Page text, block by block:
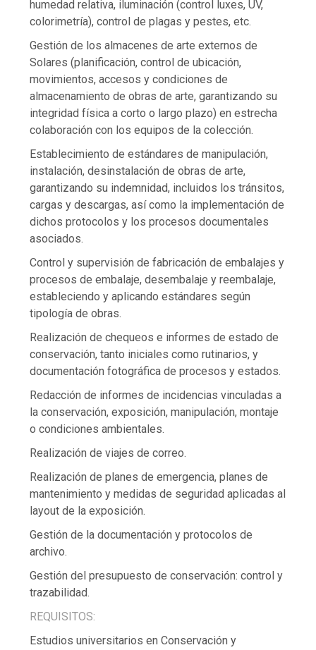
humedad relativa, iluminación (control luxes, UV,
colorimetría), control de plagas y pestes, etc.
Gestión de los almacenes de arte externos de
Solares (planificación, control de ubicación,
movimientos, accesos y condiciones de
almacenamiento de obras de arte, garantizando su
integridad física a corto o largo plazo) en estrecha
colaboración con los equipos de la colección.
Establecimiento de estándares de manipulación,
instalación, desinstalación de obras de arte,
garantizando su indemnidad, incluidos los tránsitos,
cargas y descargas, así como la implementación de
dichos protocolos y los procesos documentales
asociados.
Control y supervisión de fabricación de embalajes y
procesos de embalaje, desembalaje y reembalaje,
estableciendo y aplicando estándares según
tipología de obras.
Realización de chequeos e informes de estado de
conservación, tanto iniciales como rutinarios, y
documentación fotográfica de procesos y estados.
Redacción de informes de incidencias vinculadas a
la conservación, exposición, manipulación, montaje
o condiciones ambientales.
Realización de viajes de correo.
Realización de planes de emergencia, planes de
mantenimiento y medidas de seguridad aplicadas al
layout de la exposición.
Gestión de la documentación y protocolos de
archivo.
Gestión del presupuesto de conservación: control y
trazabilidad.
REQUISITOS:
Estudios universitarios en Conservación y